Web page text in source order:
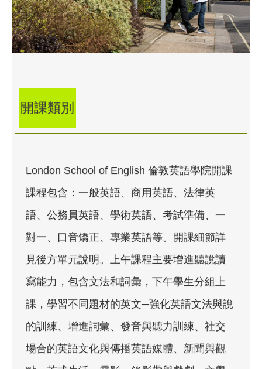
開課類別
London School of English 倫敦英語學院開課
課程包含：一般英語、商用英語、法律英
語、公務員英語、學術英語、考試準備、一
對一、口音矯正、專業英語等。開課細節詳
見後方單元說明。上午課程主要增進聽說讀
寫能力，包含文法和詞彙，下午學生分組上
課，學習不同題材的英文─強化英語文法與說
的訓練、增進詞彙、發音與聽力訓練、社交
場合的英語文化與傳播英語媒體、新聞與觀